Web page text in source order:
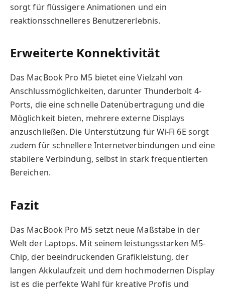
sorgt für flüssigere Animationen und ein
reaktionsschnelleres Benutzererlebnis.
Erweiterte Konnektivität
Das MacBook Pro M5 bietet eine Vielzahl von
Anschlussmöglichkeiten, darunter Thunderbolt 4-
Ports, die eine schnelle Datenübertragung und die
Möglichkeit bieten, mehrere externe Displays
anzuschließen. Die Unterstützung für Wi-Fi 6E sorgt
zudem für schnellere Internetverbindungen und eine
stabilere Verbindung, selbst in stark frequentierten
Bereichen.
Fazit
Das MacBook Pro M5 setzt neue Maßstäbe in der
Welt der Laptops. Mit seinem leistungsstarken M5-
Chip, der beeindruckenden Grafikleistung, der
langen Akkulaufzeit und dem hochmodernen Display
ist es die perfekte Wahl für kreative Profis und